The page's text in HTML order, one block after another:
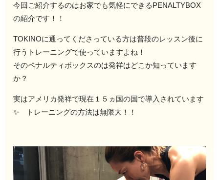
今回ご紹介するのはお家でも気軽にできるPENALTYBOX
の紹介です！！
TOKINOに通ってくださっている方は普段のレッスン後に
行うトレーニングで使っていますよね！
そのペナルティボックスのは発祥はどこか知っています
か？
実はアメリカ発祥で現在１５ヵ国の国で導入されています
✨ トレーニングの方法は無限大！！